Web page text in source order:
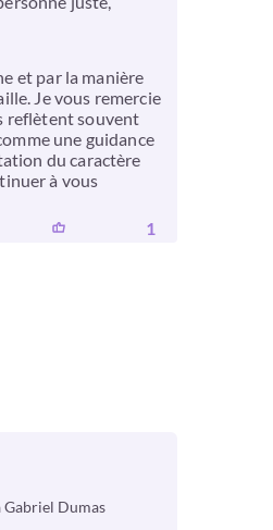
et par la manière
Je vous remercie
reflètent souvent
une guidance
du caractère
à vous
1
Gabriel Dumas